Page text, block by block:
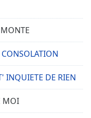
INQUIETE DE RIEN
MOI